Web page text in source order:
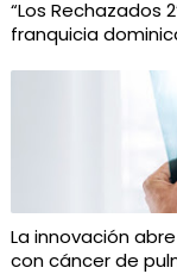
“Los Rechazados
franquicia
La innovación
con cáncer de